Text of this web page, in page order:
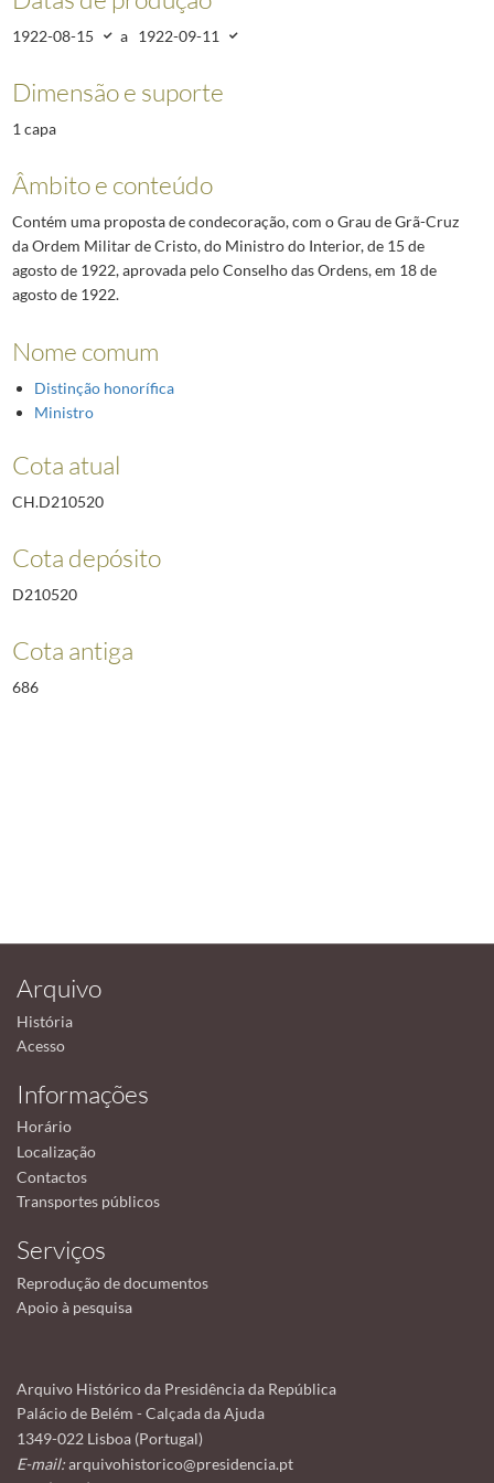
1922-08-15 a 1922-09-11
Dimensão e suporte
1 capa
Âmbito e conteúdo
Contém uma proposta de condecoração, com o Grau de Grã-Cruz
da Ordem Militar de Cristo, do Ministro do Interior, de 15 de
agosto de 1922, aprovada pelo Conselho das Ordens, em 18 de
agosto de 1922.
Nome comum
Distinção honorífica
Ministro
Cota atual
CH.D210520
Cota depósito
D210520
Cota antiga
686
Arquivo
História
Acesso
Informações
Horário
Localização
Contactos
Transportes públicos
Serviços
Reprodução de documentos
Apoio à pesquisa
Arquivo Histórico da Presidência da República
Palácio de Belém - Calçada da Ajuda
1349-022 Lisboa (Portugal)
E-mail:arquivohistorico@presidencia.pt